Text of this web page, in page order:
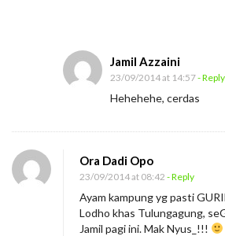
e
r
t
i
A
Jamil Azzaini
23/09/2014 at 14:57- Reply
Hehehehe, cerdas
Ora Dadi Opo
23/09/2014 at 08:42 - Reply
Ayam kampung yg pasti
Lodho khas Tulungagung,
Jamil pagi ini. Mak Nyus_!!!